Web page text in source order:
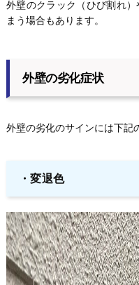
外壁のクラック（ひび割れ
まう場合もあります。
外壁の劣化症状
外壁の劣化のサインには下記
・変退色